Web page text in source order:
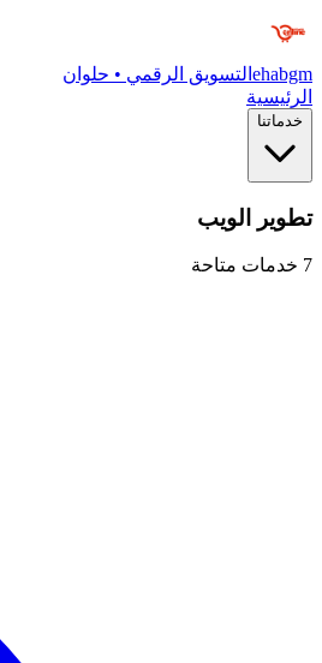
ehabgm التسويق الرقمي • حلوان
الرئيسية
خدماتنا
تطوير الويب
7 خدمات متاحة